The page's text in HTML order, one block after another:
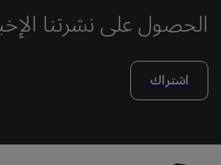
الحصول على نشرتنا
اشتراك